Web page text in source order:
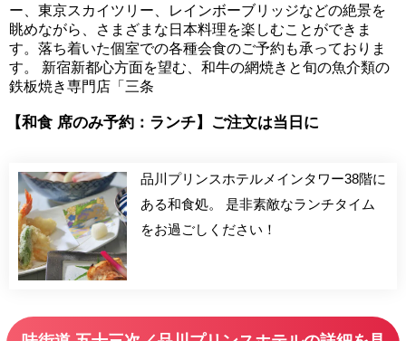
ー、東京スカイツリー、レインボーブリッジなどの絶景を
眺めながら、さまざまな日本料理を楽しむことができま
す。落ち着いた個室での各種会食のご予約も承っておりま
す。 新宿新都心方面を望む、和牛の網焼きと旬の魚介類の
鉄板焼き専門店「三条
【和食 席のみ予約：ランチ】ご注文は当日に
品川プリンスホテルメインタワー38階に
ある和食処。 是非素敵なランチタイム
をお過ごしください！